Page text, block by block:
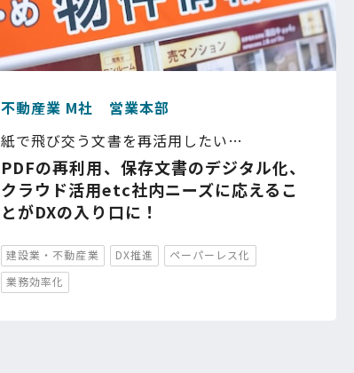
不動産業 M社 営業本部
紙で飛び交う文書を再活用したい…
PDFの再利用、保存文書のデジタル化、
クラウド活用etc社内ニーズに応えるこ
とがDXの入り口に！
建設業・不動産業 DX推進
ペーパーレス化
業務効率化